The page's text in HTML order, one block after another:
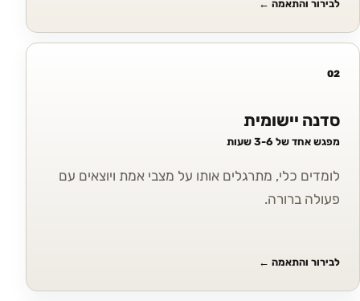
לבירור והתאמה ←
02
סדנה יישומית
מפגש אחד של 3-6 שעות
לומדים כלי, מתרגלים אותו על מצבי אמת ויוצאים עם
פעולה ברורה.
לבירור והתאמה ←